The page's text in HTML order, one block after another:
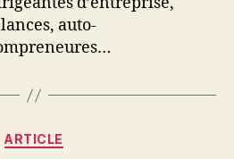
auto-
Catégories
ARTICLE